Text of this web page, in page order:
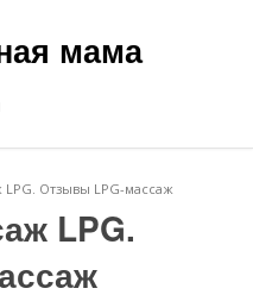
мама
Отзывы LPG-массаж
LPG.